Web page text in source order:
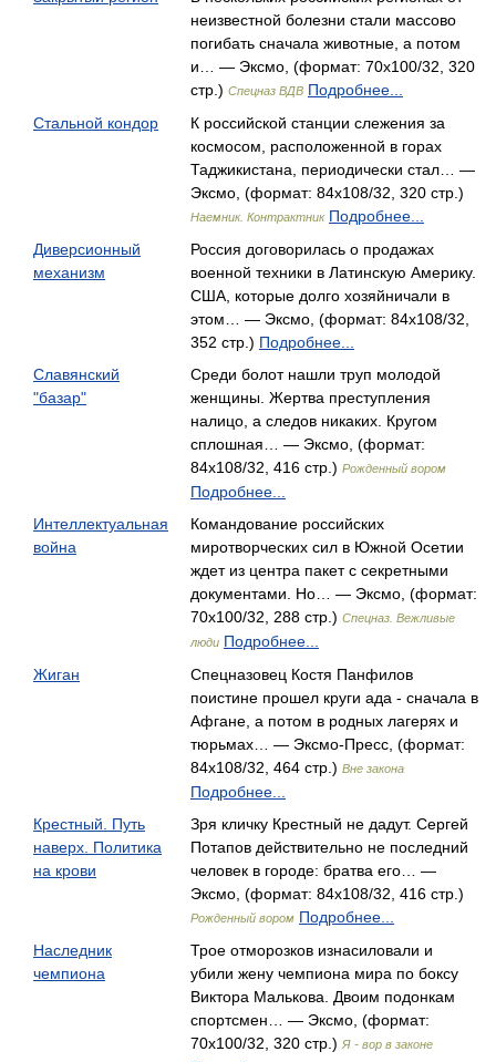
неизвестной болезни стали массово
погибать сначала животные, а потом
и… — Эксмо, (формат: 70x100/32, 320
стр.) Спецназ ВДВ Подробнее...
Стальной кондор
К российской станции слежения за
космосом, расположенной в горах
Таджикистана, периодически стал… —
Эксмо, (формат: 84x108/32, 320 стр.)
Наемник. Контрактник Подробнее...
Диверсионный
механизм
Россия договорилась о продажах
военной техники в Латинскую Америку.
США, которые долго хозяйничали в
этом… — Эксмо, (формат: 84x108/32,
352 стр.) Подробнее...
Славянский
"базар"
Среди болот нашли труп молодой
женщины. Жертва преступления
налицо, а следов никаких. Кругом
сплошная… — Эксмо, (формат:
84x108/32, 416 стр.) Рожденный вором
Подробнее...
Интеллектуальная
война
Командование российских
миротворческих сил в Южной Осетии
ждет из центра пакет с секретными
документами. Но… — Эксмо, (формат:
70x100/32, 288 стр.) Спецназ. Вежливые
люди Подробнее...
Жиган
Спецназовец Костя Панфилов
поистине прошел круги ада - сначала в
Афгане, а потом в родных лагерях и
тюрьмах… — Эксмо-Пресс, (формат:
84x108/32, 464 стр.) Вне закона
Подробнее...
Крестный. Путь
наверх. Политика
на крови
Зря кличку Крестный не дадут. Сергей
Потапов действительно не последний
человек в городе: братва его… —
Эксмо, (формат: 84x108/32, 416 стр.)
Рожденный вором Подробнее...
Наследник
чемпиона
Трое отморозков изнасиловали и
убили жену чемпиона мира по боксу
Виктора Малькова. Двоим подонкам
спортсмен… — Эксмо, (формат:
70x100/32, 320 стр.) Я - вор в законе